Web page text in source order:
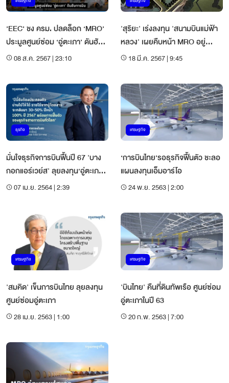
’EEC’ ชง ครม. ปลดล็อก ‘MRO’
ประมูลศูนย์ซ่อม ‘อู่ตะเภา’ ดันฮับ
การบินภูมิภาค
08 ส.ค. 2567 | 23:10
'สุริยะ' เร่งลงทุน 'สนามบินแม่ฟ้า
หลวง' เผยคืบหน้า MRO อยู่
ระหว่างทำอีไอเอ
18 มี.ค. 2567 | 9:45
ธุรกิจ
มั่นใจธุรกิจการบินฟื้นปี 67 'บาง
กอกแอร์เวย์ส' ลุยลงทุน‘อู่ตะเภา-
อีอีซี’07 เม.ย. 2564 | 2:39
เศรษฐกิจ
‘การบินไทย’รอธุรกิจฟื้นตัว ชะลอ
แผนลงทุนเอ็มอาร์โอ
24 พ.ย. 2563 | 2:00
เศรษฐกิจ
'สมคิด' เข็นการบินไทย ลุยลงทุน
ศูนย์ซ่อมอู่ตะเภา
28 เม.ย. 2563 | 1:00
เศรษฐกิจ
'บินไทย' คืนที่ดินทัพเรือ ศูนย์ซ่อม
อู่ตะเภาในปี 63
20 ก.พ. 2563 | 7:00